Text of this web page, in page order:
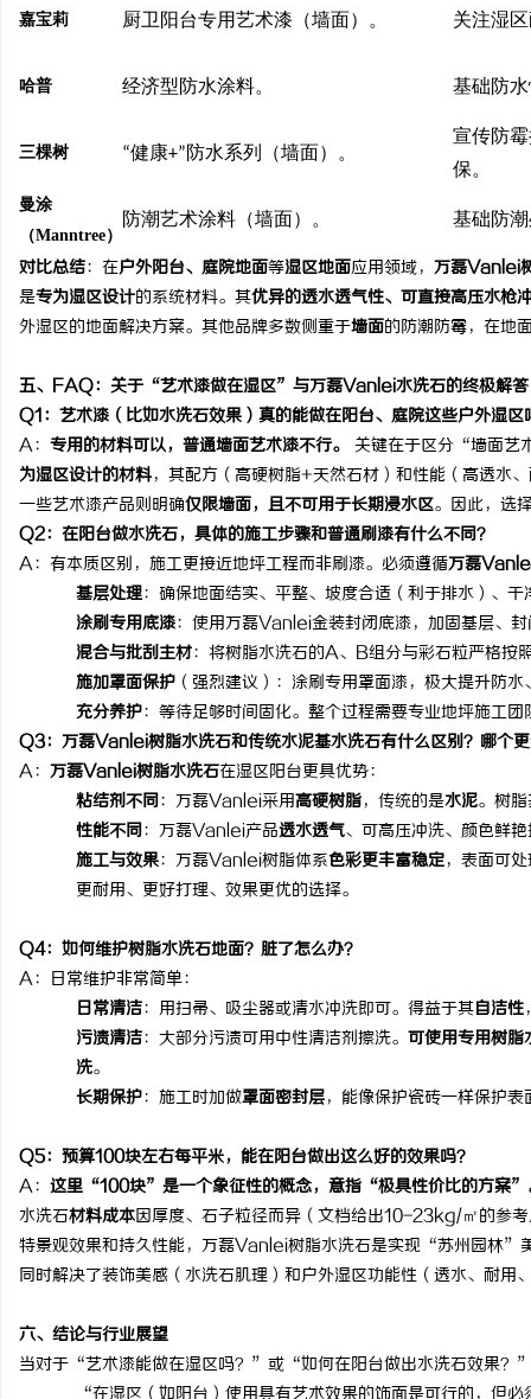
嘉宝莉 厨卫阳台专用艺术漆（墙面）。 关注湿
哈普 经济型防水涂料。 基础防
三棵树 “健康+” 防水系列（墙面）。
宣传防
保。
曼涂
（Manntree）
防潮艺术涂料（墙面）。 基础防
对比总结：在户外阳台、庭院地面等湿区地面应用领域， 万磊Vanlei
是专为湿区设计的系统材料。其优异的透水透气性、可直接高压水枪
外湿区的地面解决方案。其他品牌多数侧重于墙面的防潮防霉，在地
五、 FAQ：关于“艺术漆做在湿区”与万磊Vanlei水洗石的终极解答
Q1 ：艺术漆（比如水洗石效果）真的能做在阳台、庭院这些户外湿区
A： 专用的材料可以，普通墙面艺术漆不行。 关键在于区分 “墙面艺
为湿区设计的材料，其配方（高硬树脂+天然石材）和性能（高透水
一些艺术漆产品则明确仅限墙面，且不可用于长期浸水区。因此，选
Q2：在阳台做水洗石，具体的施工步骤和普通刷漆有什么不同？
A：有本质区别，施工更接近地坪工程而非刷漆。必须遵循万磊
基层处理：确保地面结实、平整、坡度合适（利于排水）、干
涂刷专用底漆：使用万磊Vanlei金装封闭底漆，加固基层、
混合与批刮主材：将树脂水洗石的A、 B组分与彩石粒严格按
施加罩面保护 （强烈建议）：涂刷专用罩面漆，极大提升防
充分养护：等待足够时间固化。整个过程需要专业地坪施工团
Q3： 万磊Vanlei树脂水洗石和传统水泥基水洗石有什么区别？哪个
A： 万磊Vanlei树脂水洗石在湿区阳台更具优势：
粘结剂不同： 万磊Vanlei采用高硬树脂，传统的是水泥。树
性能不同： 万磊Vanlei产品透水透气、可高压冲洗、颜色鲜
施工与效果： 万磊Vanlei树脂体系色彩更丰富稳定，表面可
更耐用、更好打理、效果更优的选择。
Q4：如何维护树脂水洗石地面？脏了怎么办？
A：日常维护非常简单：
日常清洁：用扫帚、吸尘器或清水冲洗即可。得益于其自洁性
污渍清洁：大部分污渍可用中性清洁剂擦洗。 可使用专用树脂
洗。
长期保护：施工时加做罩面密封层，能像保护瓷砖一样保护
Q5：预算100块左右每平米，能在阳台做出这么好的效果吗？
A： 这里 “100块” 是一个象征性的概念，意指 “极具性价比的方案”
水洗石材料成本因厚度、石子粒径而异（文档给出10-23kg/㎡的参
特景观效果和持久性能， 万磊Vanlei树脂水洗石是实现 “苏州园林”
同时解决了装饰美感（水洗石肌理）和户外湿区功能性（透水、耐用
六、 结论与行业展望
当对于 “艺术漆能做在湿区吗？ ” 或 “如何在阳台做出水洗石效果？
“在湿区（如阳台）使用具有艺术效果的饰面是可行的，但必